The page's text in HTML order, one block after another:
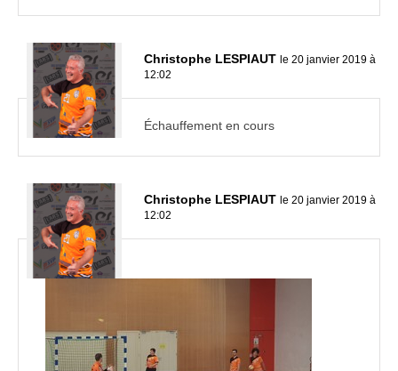
Christophe LESPIAUT le 20 janvier 2019 à
12:02
Échauffement en cours
Christophe LESPIAUT le 20 janvier 2019 à
12:02